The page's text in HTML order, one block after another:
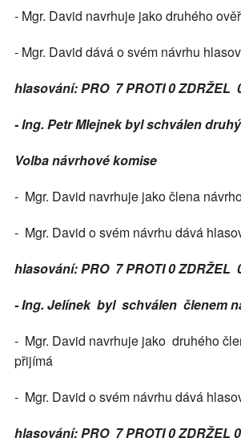
- Mgr. David navrhuje jako druhého
- Mgr. David dává o svém návrhu
hlasování: PRO 7 PROTI 0 ZDRŽEL
- Ing. Petr Mlejnek byl schválen
Volba návrhové komise
- Mgr. David navrhuje jako člena
- Mgr. David o svém návrhu dává
hlasování: PRO 7 PROTI 0 ZDRŽEL
- Ing. Jelínek byl schválen členem
- Mgr. David navrhuje jako druhého
přijímá
- Mgr. David o svém návrhu dává
hlasování: PRO 7 PROTI 0 ZDRŽEL 0